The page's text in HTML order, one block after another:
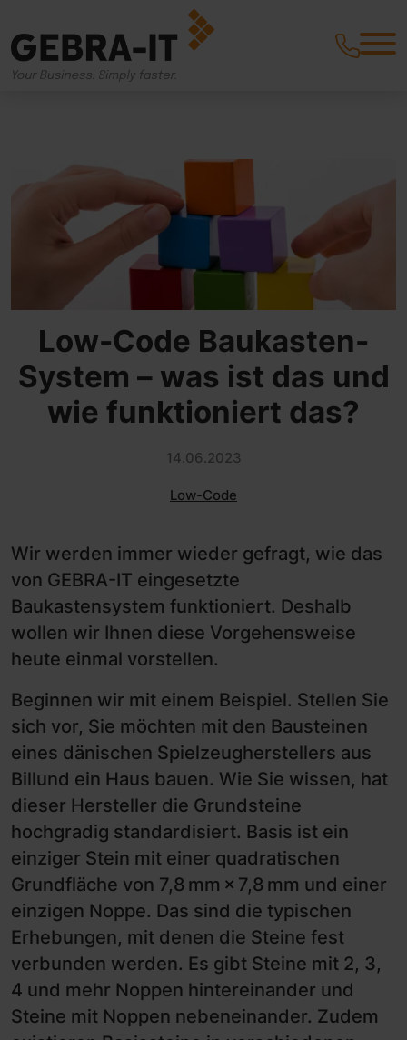
Low-Code Baukasten-
System – was ist das und
wie funktioniert das?
14.06.2023
Low-Code
Wir werden immer wieder gefragt, wie das
von GEBRA-IT eingesetzte
Baukastensystem funktioniert. Deshalb
wollen wir Ihnen diese Vorgehensweise
heute einmal vorstellen.
Beginnen wir mit einem Beispiel. Stellen Sie
sich vor, Sie möchten mit den Bausteinen
eines dänischen Spielzeugherstellers aus
Billund ein Haus bauen. Wie Sie wissen, hat
dieser Hersteller die Grundsteine
hochgradig standardisiert. Basis ist ein
einziger Stein mit einer quadratischen
Grundfläche von 7,8 mm × 7,8 mm und einer
einzigen Noppe. Das sind die typischen
Erhebungen, mit denen die Steine fest
verbunden werden. Es gibt Steine mit 2, 3,
4 und mehr Noppen hintereinander und
Steine mit Noppen nebeneinander. Zudem